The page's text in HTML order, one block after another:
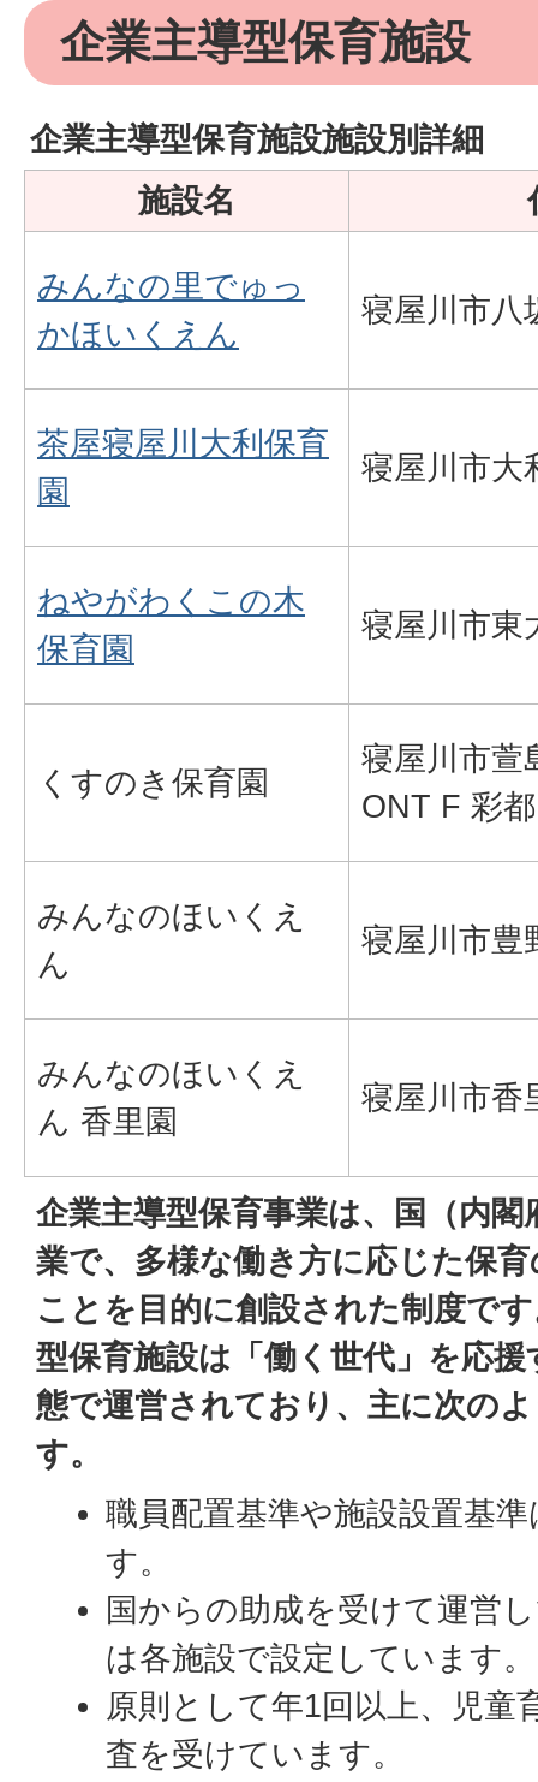
企業主導型保育施設
企業主導型保育施設施設別詳細
施設名
みんなの里でゅっ
かほいくえん
寝屋川市八
茶屋寝屋川大利保育
園
寝屋川市大
ねやがわくこの木
保育園
寝屋川市東
くすのき保育園
寝屋川市萱
ONT F 彩
みんなのほいくえ
ん
寝屋川市豊
みんなのほいくえ
ん 香里園
寝屋川市香
企業主導型保育事業は、国（内
業で、多様な働き方に応じた保
ことを目的に創設された制度で
型保育施設は「働く世代」を応
態で運営されており、主に次の
す。
職員配置基準や施設設置基
す。
国からの助成を受けて運営
は各施設で設定しています
原則として年1回以上、児童
査を受けています。